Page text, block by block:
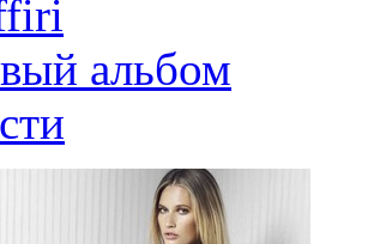
альбом